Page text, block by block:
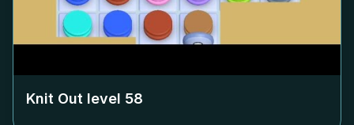
Knit Out level 58